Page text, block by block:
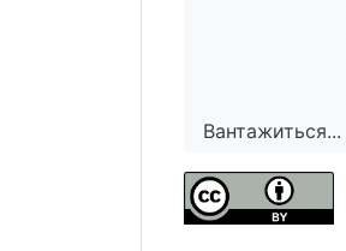
Вантажиться...
Вантажиться...